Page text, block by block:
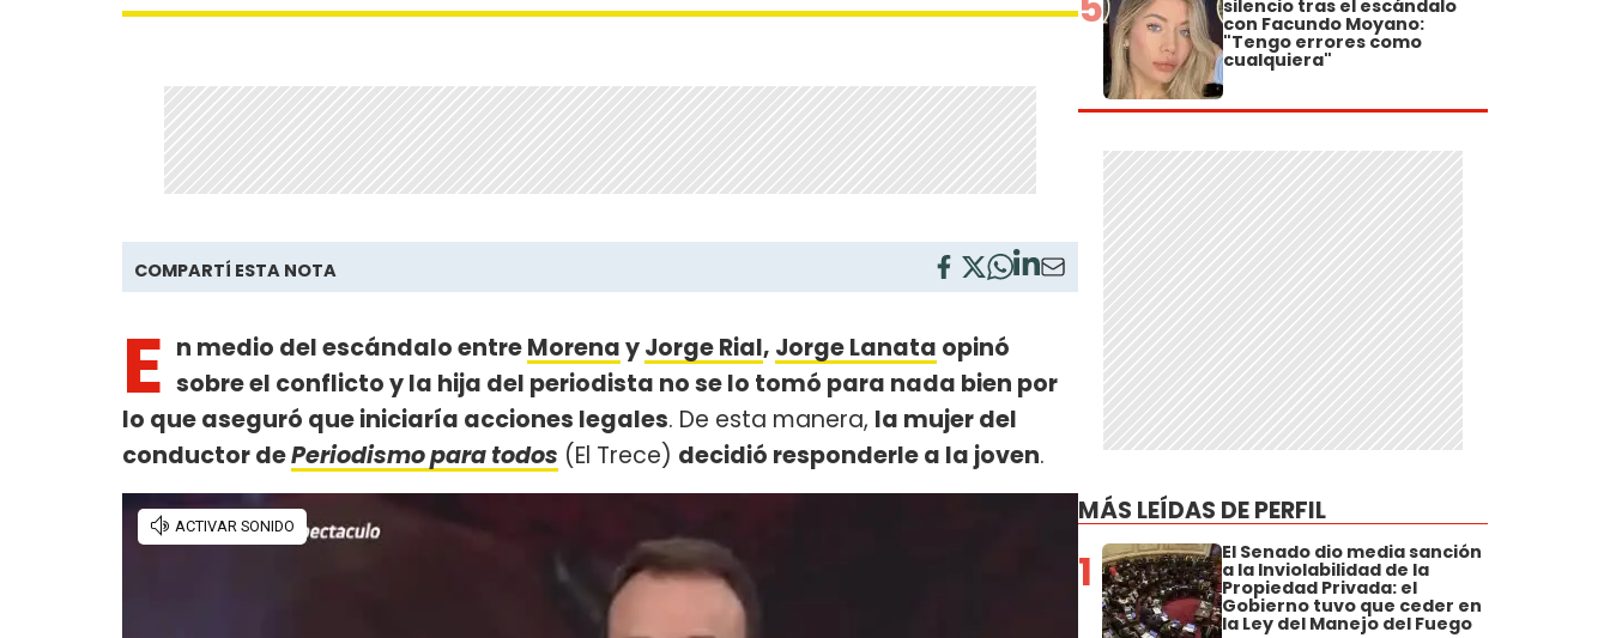
COMPARTÍ ESTA NOTA
E n medio del escándalo entreMorenayJorge Rial, Jorge Lanata opinó
sobre el conflicto y la hija del periodista no se lo tomó para nada bien por
lo que aseguró que iniciaría acciones legales. De esta manera, la mujer del
conductor dePeriodismo para todos (El Trece) decidió responderle a la joven.
silencio tras el escándalo
con Facundo Moyano:
"Tengo errores como
cualquiera"
MÁS LEÍDAS DE PERFIL
1 El Senado dio media sanción
a la Inviolabilidad de la
Propiedad Privada: el
Gobierno tuvo que ceder en
la Ley del Manejo del Fuego